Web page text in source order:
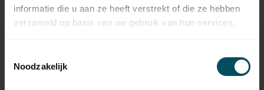
informatie die u aan ze heeft verstrekt of die ze hebben
verzameld op basis van uw gebruik van hun services.
Noodzakelijk
onderdelen/vallager-afrolbeveiliging/
Specificaties